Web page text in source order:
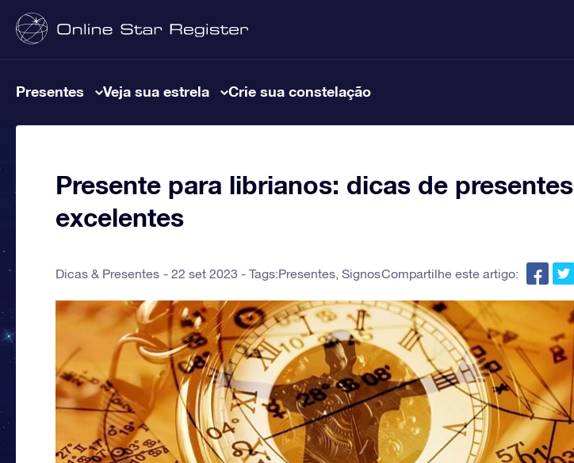
Presentes Veja sua estrela Crie sua constelação
Presente para librianos: dicas de presentes
excelentes
Dicas & Presentes 22 set 2023 - Tags:Presentes, SignosCompartilhe este artigo: